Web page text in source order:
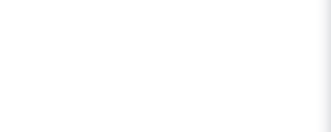
tillgång är detta ett
köps för samlarvärde – inte